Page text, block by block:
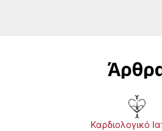
Καρδιολογικό